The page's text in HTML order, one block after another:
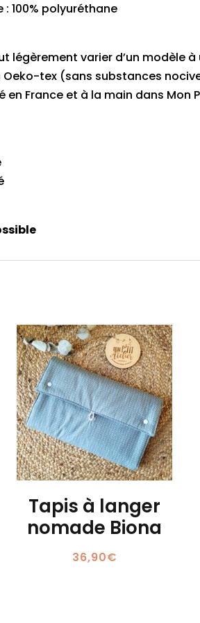
100% polyuréthane
légèrement varier d’un modèle à
tex (sans substances
France et à la main dans Mon
Tapis à langer
nomade Biona
36,90€